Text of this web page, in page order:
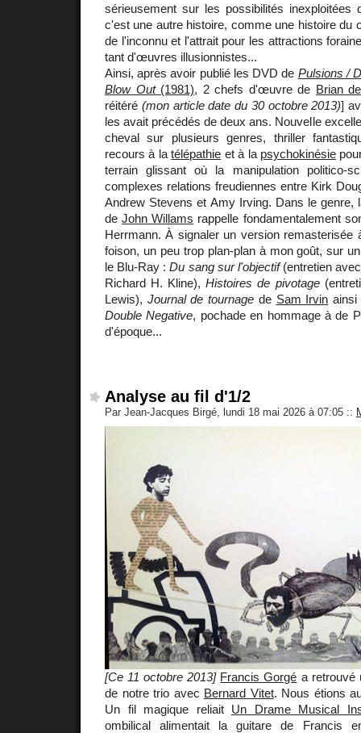
sérieusement sur les possibilités inexploitées
c'est une autre histoire, comme une histoire du
de l'inconnu et l'attrait pour les attractions
tant d'œuvres illusionnistes...
Ainsi, après avoir publié les DVD de Pulsions /
Blow Out(1981), 2 chefs d'œuvre de Brian
réitéré (mon article date du 30 octobre 2013)]
les avait précédés de deux ans. Nouvelle
cheval sur plusieurs genres, thriller
recours à latélépathie et à la psychokinésie
terrain glissant où la manipulation politico-
complexes relations freudiennes entre Kirk
Andrew Stevens et Amy Irving. Dans le genre,
deJohn Willams rappelle fondamentalement
Herrmann. À signaler un version remasterisée
foison, un peu trop plan-plan à mon goût, sur
le Blu-Ray :Du sang sur l'objectif(entretien
Richard H. Kline),Histoires de pivotage
Lewis), Journal de tournage de Sam Irvin ainsi
Double Negative, pochade en hommage à de
d'époque...
Analyse au fil d'1/2
Par Jean-Jacques Birgé, lundi 18 mai 2026 à 07:05 ::
[Ce 11 octobre 2013] Francis Gorgé a retrouvé
de notre trio avec Bernard Vitet. Nous étions
Un fil magique reliait Un Drame Musical
ombilical alimentait la guitare de Francis